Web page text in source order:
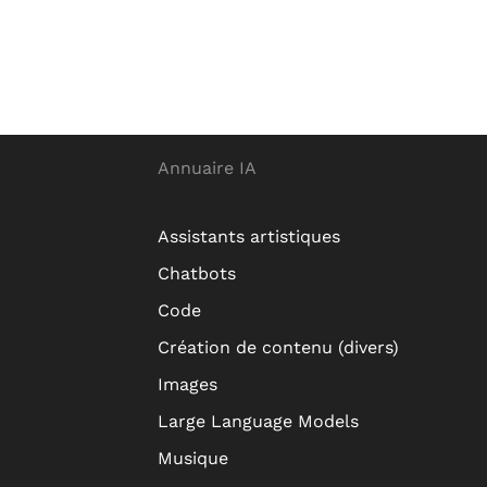
Annuaire IA
Assistants artistiques
Chatbots
Code
Création de contenu (divers)
Images
Large Language Models
Musique